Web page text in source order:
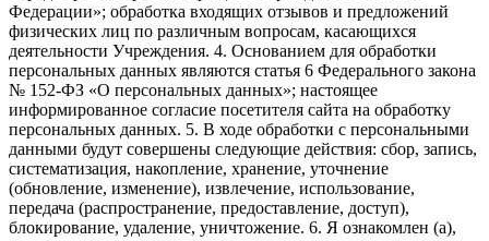
Федерации»; обработка входящих отзывов и предложений
физических лиц по различным вопросам, касающихся
деятельности Учреждения. 4. Основанием для обработки
персональных данных являются статья 6 Федерального закона
№ 152-ФЗ «О персональных данных»; настоящее
информированное согласие посетителя сайта на обработку
персональных данных. 5. В ходе обработки с персональными
данными будут совершены следующие действия: сбор, запись,
систематизация, накопление, хранение, уточнение
(обновление, изменение), извлечение, использование,
передача (распространение, предоставление, доступ),
блокирование, удаление, уничтожение. 6. Я ознакомлен (а),